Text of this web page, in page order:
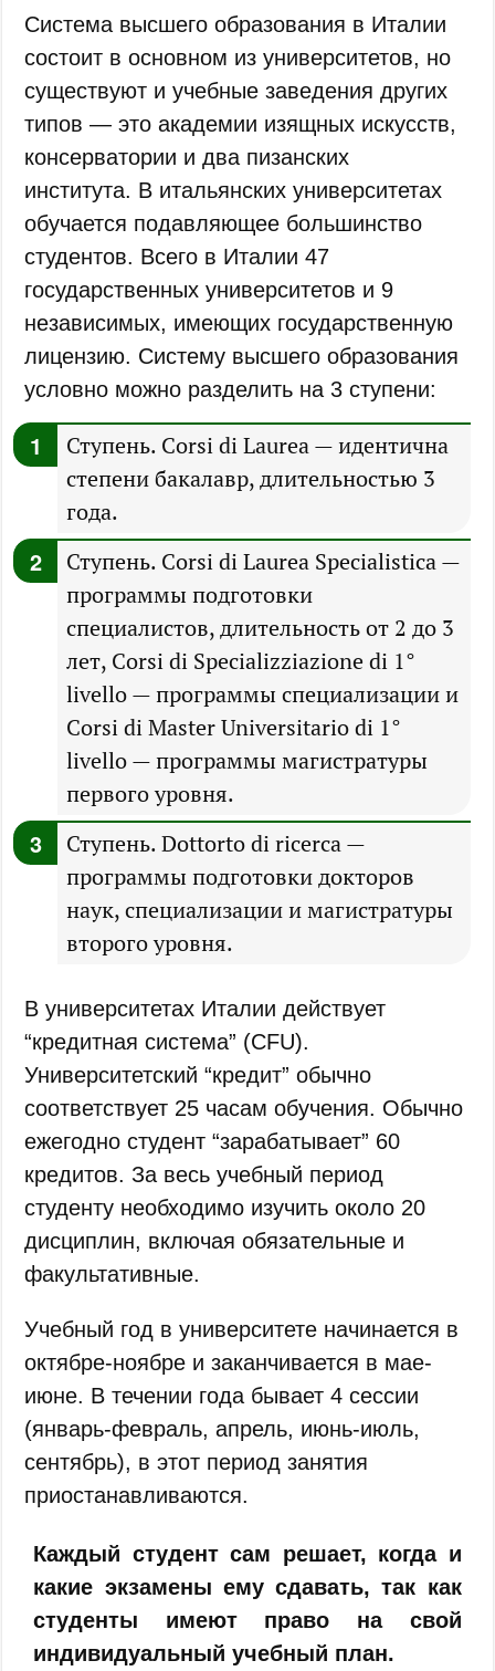
Система высшего образования в Италии
состоит в основном из университетов, но
существуют и учебные заведения других
типов — это академии изящных искусств,
консерватории и два пизанских
института. В итальянских университетах
обучается подавляющее большинство
студентов. Всего в Италии 47
государственных университетов и 9
независимых, имеющих государственную
лицензию. Систему высшего образования
условно можно разделить на 3 ступени:
Ступень. Corsi di Laurea — идентична
степени бакалавр, длительностью 3
года.
Ступень. Corsi di Laurea Specialistica —
программы подготовки
специалистов, длительность от 2 до 3
лет, Corsi di Specializziazione di 1°
livello — программы специализации и
Corsi di Master Universitario di 1°
livello — программы магистратуры
первого уровня.
Ступень. Dottorto di ricerca —
программы подготовки докторов
наук, специализации и магистратуры
второго уровня.
В университетах Италии действует
“кредитная система” (CFU).
Университетский “кредит” обычно
соответствует 25 часам обучения. Обычно
ежегодно студент “зарабатывает” 60
кредитов. За весь учебный период
студенту необходимо изучить около 20
дисциплин, включая обязательные и
факультативные.
Учебный год в университете начинается в
октябре-ноябре и заканчивается в мае-
июне. В течении года бывает 4 сессии
(январь-февраль, апрель, июнь-июль,
сентябрь), в этот период занятия
приостанавливаются.
Каждый студент сам решает, когда и
какие экзамены ему сдавать, так как
студенты имеют право на свой
индивидуальный учебный план.